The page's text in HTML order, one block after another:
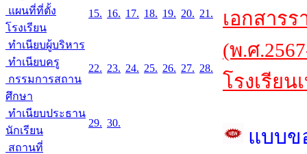
แผนที่ที่ตั้ง
โรงเรียน
ทำเนียบผู้บริหาร
ทำเนียบครู
กรรมการสถาน
ศึกษา
ทำเนียบประธาน
นักเรียน
สถานที่
15. 16. 17. 18. 19. 20. 21.
22. 23. 24. 25. 26. 27. 28.
29. 30.
เอกสาร
(พ.ศ
โรงเรีย
แบบข